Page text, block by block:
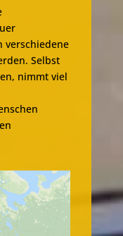
verschiedene
Selbst
nimmt viel